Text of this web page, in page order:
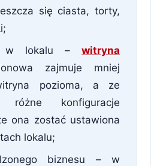
się ciasta, torty,
w lokalu – witryna
zajmuje mniej
pozioma, a ze
konfiguracje
ona zostać ustawiona
lokalu;
biznesu – w